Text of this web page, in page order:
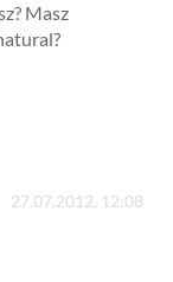
Masz
27.07.2012, 12:08